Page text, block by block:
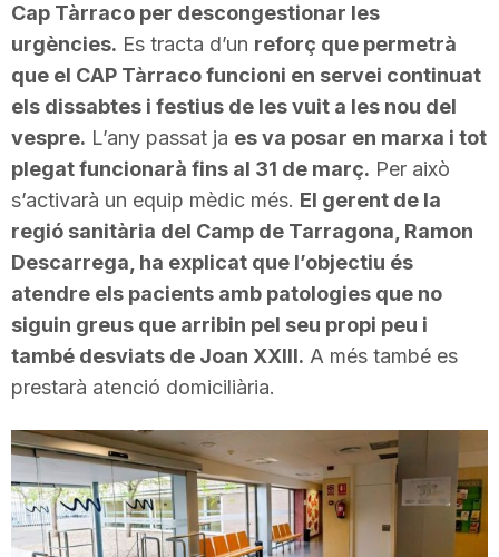
u
t
t
d
T
a
Cap Tàrraco per descongestionar les
urgències. Es tracta d’un reforç que permetrà
que el CAP Tàrraco funcioni en servei continuat
els dissabtes i festius de les vuit a les nou del
vespre. L’any passat ja es va posar en marxa i tot
plegat funcionarà fins al 31 de març. Per això
s’activarà un equip mèdic més. El gerent de la
regió sanitària del Camp de Tarragona, Ramon
Descarrega, ha explicat que l’objectiu és
atendre els pacients amb patologies que no
siguin greus que arribin pel seu propi peu i
també desviats de Joan XXIII. A més també es
prestarà atenció domiciliària.